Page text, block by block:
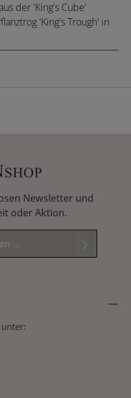
der 'King's Cube'
'King's Trough' in
Newsletter und
oder Aktion.
Gleichung in das